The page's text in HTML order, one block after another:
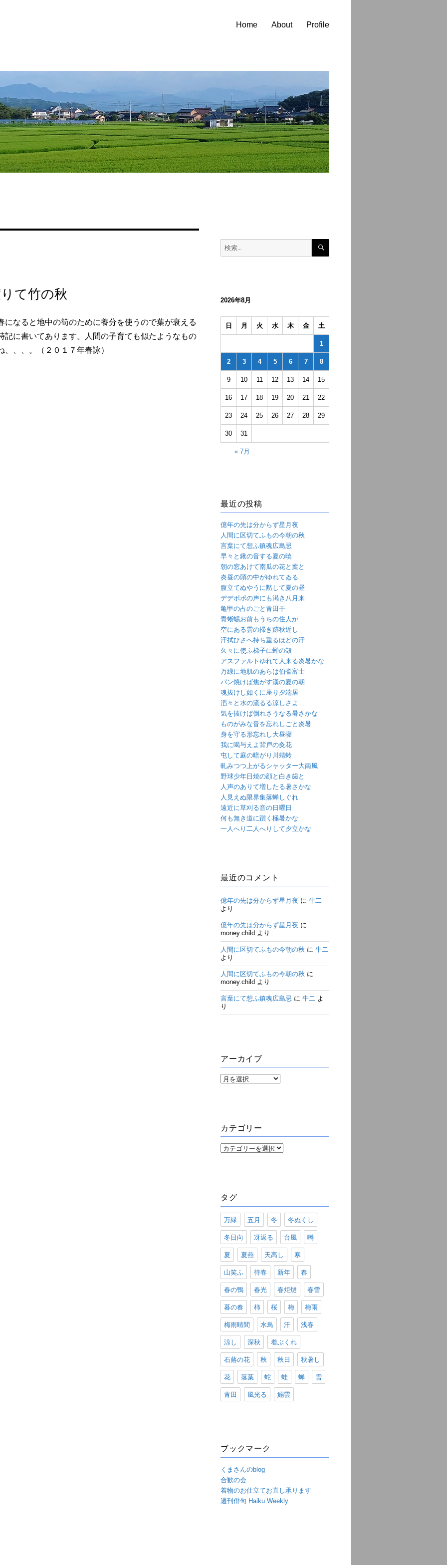
Home About Profile
て竹の秋
になると地中の筍のために養分を使うので葉が衰える
記に書いてあります。人間の子育ても似たようなもの
、、、。（２０１７年春詠）
検
検
2026年8月
日 月 火 水 木 金 土
1
2 3 4 5 6 7 8
9 10 11 12 13 14 15
16 17 18 19 20 21 22
23 24 25 26 27 28 29
30 31
« 7月
最近の投稿
億年の先は分からず星月夜
人間に区切てふもの今朝の秋
言葉にて想ふ鎮魂広島忌
早々と鍬の音する夏の暁
朝の窓あけて南瓜の花と葉と
炎昼の頭の中がゆれてゐる
腹立てぬやうに黙して夏の昼
デデポポの声にも渇き八月来
亀甲の占のごと青田干
青蜥蜴お前もうちの住人か
空にある雲の掃き跡秋近し
汗拭ひさへ持ち重るほどの汗
久々に使ふ梯子に蝉の殻
アスファルトゆれて人来る炎暑かな
万緑に地肌のあらは伯耆富士
パン焼けば焦がす漢の夏の朝
魂抜けし如くに座り夕端居
滔々と水の流るる涼しさよ
気を抜けば倒れさうなる暑さかな
ものがみな音を忘れしごと炎暑
身を守る形忘れし大昼寝
我に喝与えよ背戸の灸花
屯して庭の暗がり川蜻蛉
軋みつつ上がるシャッター大南風
野球少年日焼の顔と白き歯と
人声のありて増したる暑さかな
人見えぬ限界集落蝉しぐれ
遠近に草刈る音の日曜日
何も無き道に躓く極暑かな
一人へり二人へりして夕立かな
最近のコメント
億年の先は分からず星月夜 に牛二
より
億年の先は分からず星月夜 に
money.child より
人間に区切てふもの今朝の秋 に牛二
より
人間に区切てふもの今朝の秋 に
money.child より
言葉にて想ふ鎮魂広島忌 に牛二 よ
り
アーカイブ
ア
カテゴリー
カ
タグ
万緑 五月 冬 冬ぬくし
冬日向 冴返る 台風 囀
夏 夏燕 天高し 寒
山笑ふ 待春 新年 春
春の鴨 春光 春炬燵 春雪
暮の春 柿 桜 梅 梅雨
梅雨晴間 水鳥 汗 浅春
涼し 深秋 着ぶくれ
石蕗の花 秋 秋日 秋暑し
花 落葉 蛇 蛙 蝉 雪
青田 風光る 鰯雲
ブックマーク
くまさんのblog
合歓の会
着物のお仕立てお直し承ります
週刊俳句 Haiku Weekly